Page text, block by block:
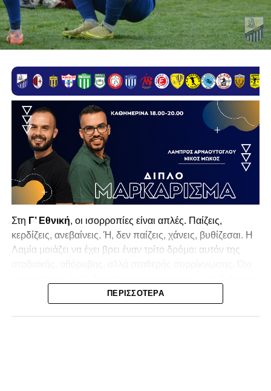
Στη Γ’ Εθνική, οι ισορροπίες είναι απλές. Παίζεις,
κερδίζεις, ανεβαίνεις. Ή, δεν παίζεις, χάνεις, βυθίζεσαι. Η
Λαμία μοιάζει να έχει βρει έναν τρίτο δρόμο: αυτόν της
της κατηγορίας. Της συρρίκνωσης της ίδιας της
ΠΕΡΙΣΣΌΤΕΡΑ